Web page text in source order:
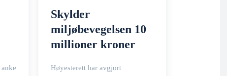
Skylder
miljøbevegelsen 10
millioner kroner
Høyesterett har avgjort